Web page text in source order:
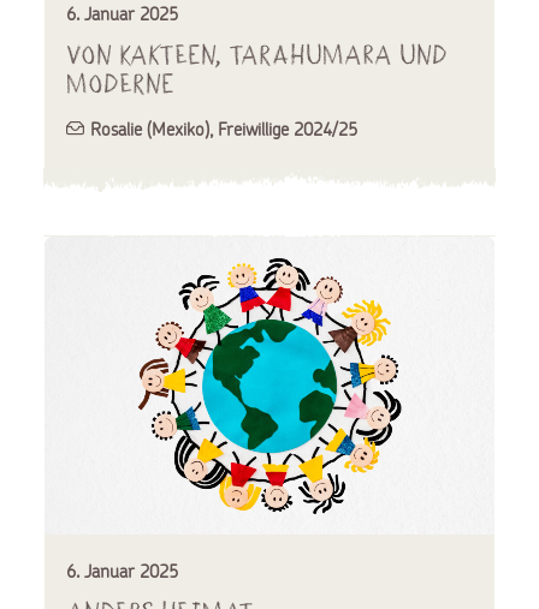
6. Januar 2025
Von Kakteen, Tarahumara und
Moderne
Rosalie (Mexiko), Freiwillige 2024/25
6. Januar 2025